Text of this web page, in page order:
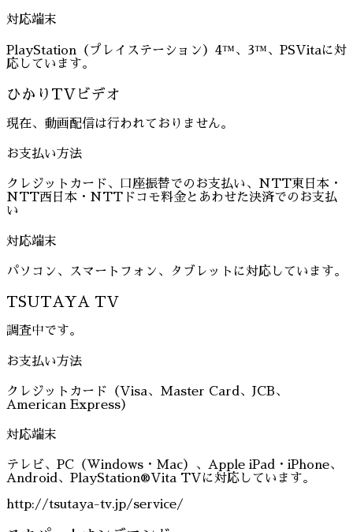
対応端末
PlayStation（プレイステーション）4™、3™、PSVitaに対
応しています。
ひかりTVビデオ
現在、動画配信は行われておりません。
お支払い方法
クレジットカード、口座振替でのお支払い、NTT東日本・
NTT西日本・NTTドコモ料金とあわせた決済でのお支払
い
対応端末
パソコン、スマートフォン、タブレットに対応しています。
TSUTAYA TV
調査中です。
お支払い方法
クレジットカード（Visa、Master Card、JCB、
American Express）
対応端末
テレビ、PC（Windows・Mac）、Apple iPad・iPhone、
Android、PlayStation®Vita TVに対応しています。
http://tsutaya-tv.jp/service/